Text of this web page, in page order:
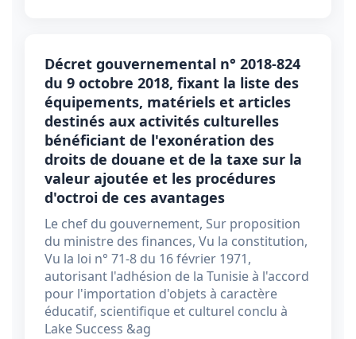
Décret gouvernemental n° 2018-824
du 9 octobre 2018, fixant la liste des
équipements, matériels et articles
destinés aux activités culturelles
bénéficiant de l'exonération des
droits de douane et de la taxe sur la
valeur ajoutée et les procédures
d'octroi de ces avantages
Le chef du gouvernement, Sur proposition
du ministre des finances, Vu la constitution,
Vu la loi n° 71-8 du 16 février 1971,
autorisant l'adhésion de la Tunisie à l'accord
pour l'importation d'objets à caractère
éducatif, scientifique et culturel conclu à
Lake Success &ag